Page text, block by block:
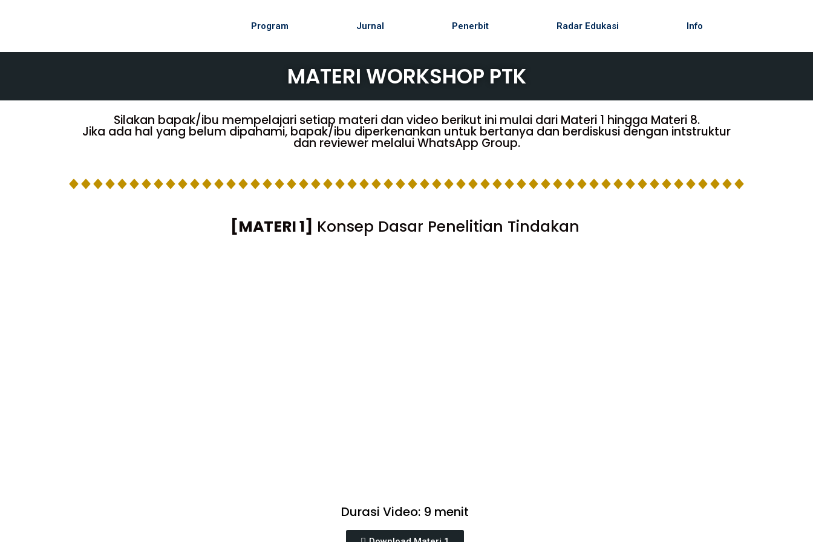
Program Jurnal Penerbit Radar Edukasi Info
MATERI WORKSHOP PTK
Silakan bapak/ibu mempelajari setiap materi dan video berikut ini mulai dari Materi 1 hingga Materi 8.
Jika ada hal yang belum dipahami, bapak/ibu diperkenankan untuk bertanya dan berdiskusi dengan intstruktur
dan reviewer melalui WhatsApp Group.
[MATERI 1] Konsep Dasar Penelitian Tindakan
Durasi Video: 9 menit